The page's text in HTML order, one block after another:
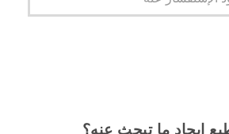
إيجاد ما تبحث عنه؟